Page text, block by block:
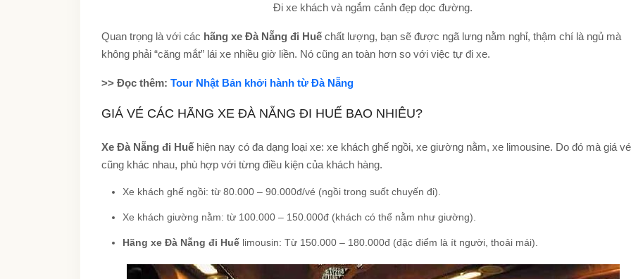
Đi xe khách và ngắm cảnh đẹp dọc đường.
Quan trọng là với các hãng xe Đà Nẵng đi Huế chất lượng, bạn sẽ được ngã lưng nằm nghỉ, thậm chí là ngủ mà
không phải “căng mắt” lái xe nhiều giờ liền. Nó cũng an toàn hơn so với việc tự đi xe.
>> Đọc thêm: Tour Nhật Bản khởi hành từ Đà Nẵng
GIÁ VÉ CÁC HÃNG XE ĐÀ NẴNG ĐI HUẾ BAO NHIÊU?
Xe Đà Nẵng đi Huế hiện nay có đa dạng loại xe: xe khách ghế ngồi, xe giường nằm, xe limousine. Do đó mà giá vé
cũng khác nhau, phù hợp với từng điều kiện của khách hàng.
Xe khách ghế ngồi: từ 80.000 – 90.000đ/vé (ngồi trong suốt chuyến đi).
Xe khách giường nằm: từ 100.000 – 150.000đ (khách có thể nằm như giường).
Hãng xe Đà Nẵng đi Huế limousin: Từ 150.000 – 180.000đ (đặc điểm là ít người, thoải mái).